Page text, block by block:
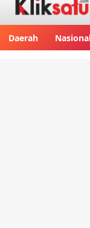
Daerah